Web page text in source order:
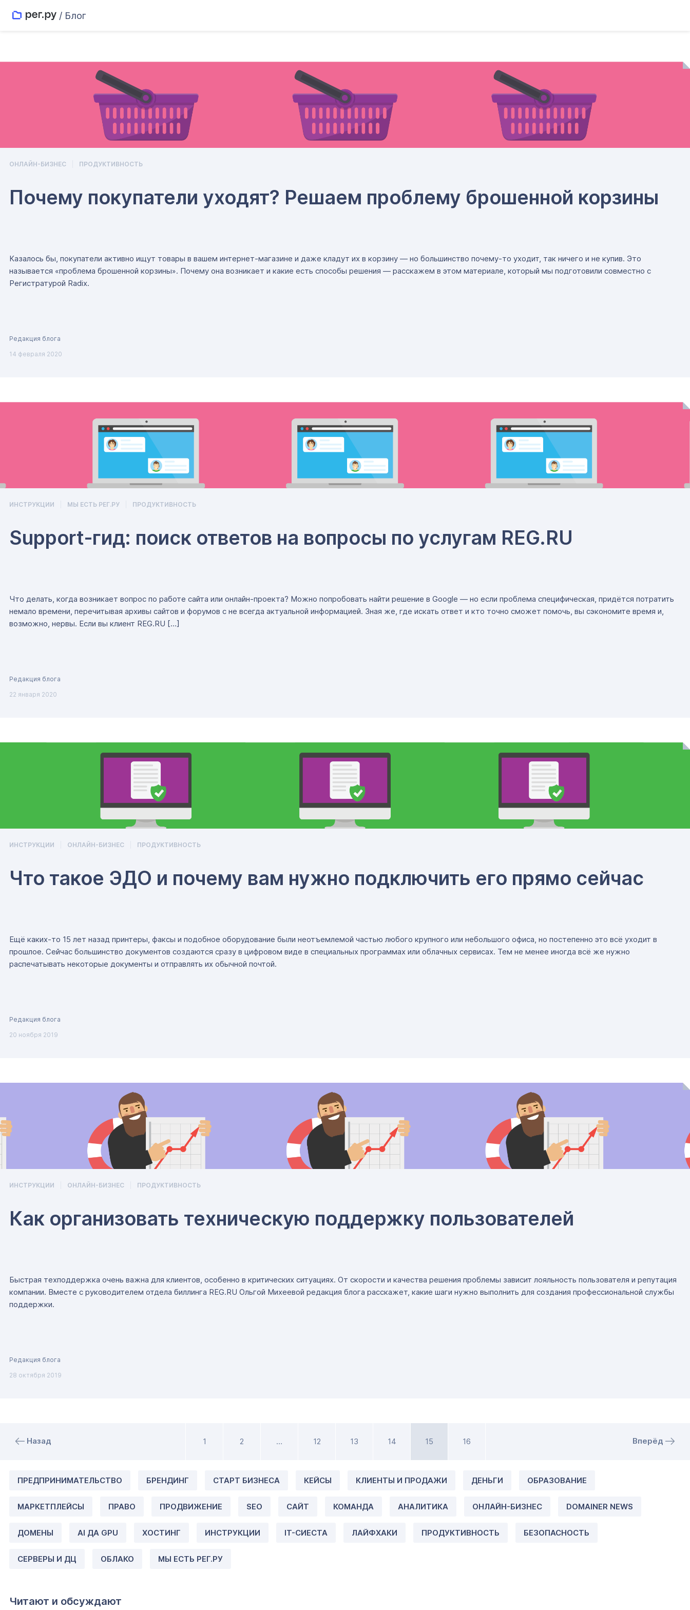
/ Блог
ОНЛАЙН-БИЗНЕС ПРОДУКТИВНОСТЬ
Почему покупатели уходят? Решаем проблему брошенной корзины
Казалось бы, покупатели активно ищут товары в вашем интернет-магазине и даже кладут их в корзину — но большинство почему-то уходит, так ничего и не купив. Это
называется «проблема брошенной корзины». Почему она возникает и какие есть способы решения — расскажем в этом материале, который мы подготовили совместно с
Регистратурой Radix.
Редакция блога
14 февраля 2020
ИНСТРУКЦИИ МЫ ЕСТЬ РЕГ.РУ ПРОДУКТИВНОСТЬ
Support‑гид: поиск ответов на вопросы по услугам REG.RU
Что делать, когда возникает вопрос по работе сайта или онлайн-проекта? Можно попробовать найти решение в Google — но если проблема специфическая, придётся потратить
немало времени, перечитывая архивы сайтов и форумов с не всегда актуальной информацией. Зная же, где искать ответ и кто точно сможет помочь, вы сэкономите время и,
возможно, нервы. Если вы клиент REG.RU […]
Редакция блога
22 января 2020
ИНСТРУКЦИИ ОНЛАЙН-БИЗНЕС ПРОДУКТИВНОСТЬ
Что такое ЭДО и почему вам нужно подключить его прямо сейчас
Ещё каких-то 15 лет назад принтеры, факсы и подобное оборудование были неотъемлемой частью любого крупного или небольшого офиса, но постепенно это всё уходит в
прошлое. Сейчас большинство документов создаются сразу в цифровом виде в специальных программах или облачных сервисах. Тем не менее иногда всё же нужно
распечатывать некоторые документы и отправлять их обычной почтой.
Редакция блога
20 ноября 2019
ИНСТРУКЦИИ ОНЛАЙН-БИЗНЕС ПРОДУКТИВНОСТЬ
Как организовать техническую поддержку пользователей
Быстрая техподдержка очень важна для клиентов, особенно в критических ситуациях. От скорости и качества решения проблемы зависит лояльность пользователя и репутация
компании. Вместе с руководителем отдела биллинга REG.RU Ольгой Михеевой редакция блога расскажет, какие шаги нужно выполнить для создания профессиональной службы
поддержки.
Редакция блога
28 октября 2019
Назад 1 2 … 12 13 14 15 16 Вперёд
ПРЕДПРИНИМАТЕЛЬСТВО БРЕНДИНГ СТАРТ БИЗНЕСА КЕЙСЫ КЛИЕНТЫ И ПРОДАЖИ ДЕНЬГИ ОБРАЗОВАНИЕ
МАРКЕТПЛЕЙСЫ ПРАВО ПРОДВИЖЕНИЕ SEO САЙТ КОМАНДА АНАЛИТИКА ОНЛАЙН-БИЗНЕС DOMAINER NEWS
ДОМЕНЫ AI ДА GPU ХОСТИНГ ИНСТРУКЦИИ IT-СИЕСТА ЛАЙФХАКИ ПРОДУКТИВНОСТЬ БЕЗОПАСНОСТЬ
СЕРВЕРЫ И ДЦ ОБЛАКО МЫ ЕСТЬ РЕГ.РУ
Читают и обсуждают